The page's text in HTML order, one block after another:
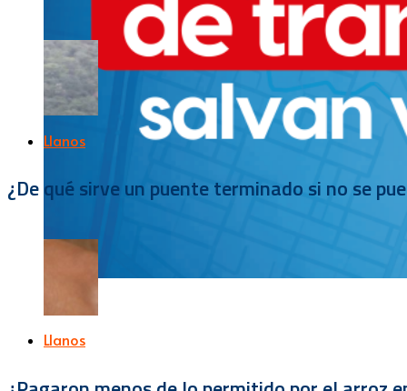
Llanos
¿De qué sirve un puente terminado si no se
Llanos